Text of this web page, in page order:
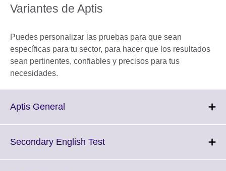
Variantes de Aptis
Puedes personalizar las pruebas para que sean
específicas para tu sector, para hacer que los resultados
sean pertinentes, confiables y precisos para tus
necesidades.
Aptis General
More
Secondary English TestClick